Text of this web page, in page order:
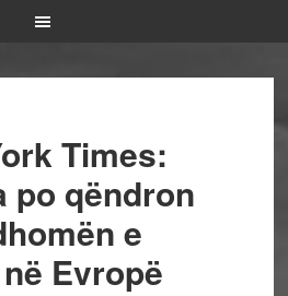
Times:
po qëndron
e
Evropë